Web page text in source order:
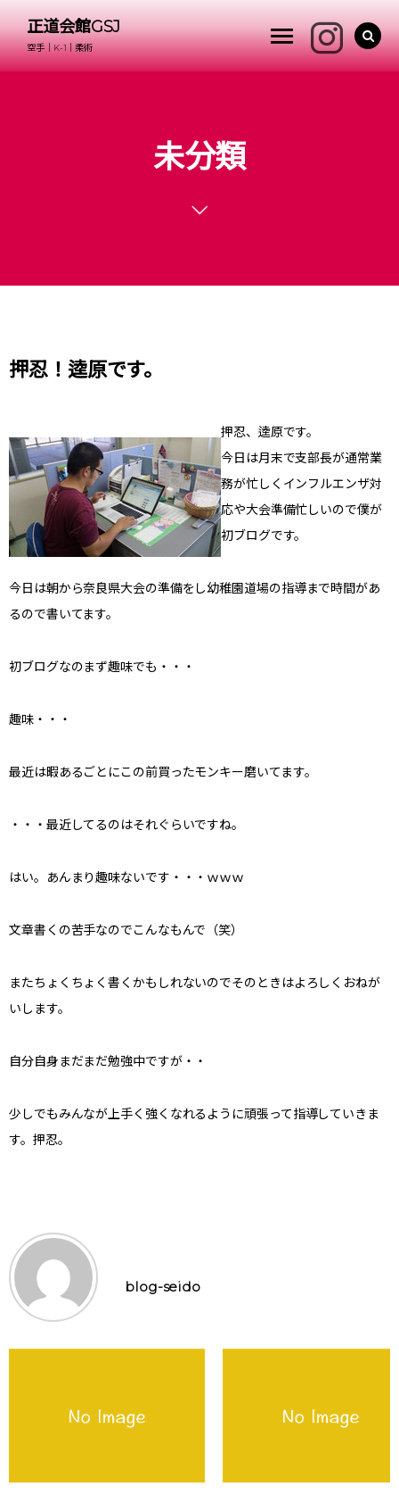
正道会館GSJ
空手｜K-1｜柔術
未分類
押忍！逵原です。
押忍、逵原です。
今日は月末で支部長が通常業
務が忙しくインフルエンザ対
応や大会準備忙しいので僕が
初ブログです。
今日は朝から奈良県大会の準備をし幼稚園道場の指導まで時間があ
るので書いてます。
初ブログなのまず趣味でも・・・
趣味・・・
最近は暇あるごとにこの前買ったモンキー磨いてます。
・・・最近してるのはそれぐらいですね。
はい。あんまり趣味ないです・・・ｗｗｗ
文章書くの苦手なのでこんなもんで（笑）
またちょくちょく書くかもしれないのでそのときはよろしくおねが
いします。
自分自身まだまだ勉強中ですが・・
少しでもみんなが上手く強くなれるように頑張って指導していきま
す。押忍。
blog-seido